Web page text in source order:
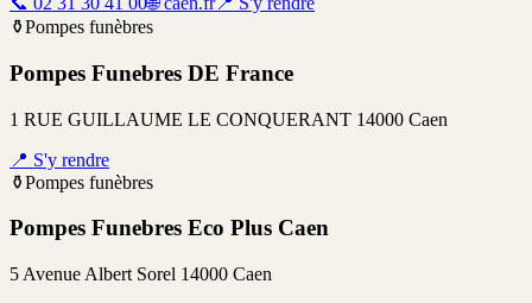
⚱️Pompes funèbres
Pompes Funebres DE France
1 RUE GUILLAUME LE CONQUERANT 14000 Caen
📍 S'y rendre
⚱️Pompes funèbres
Pompes Funebres Eco Plus Caen
5 Avenue Albert Sorel 14000 Caen